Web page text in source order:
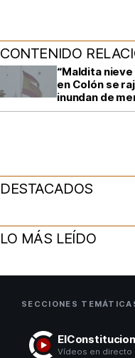
CONTENIDO
“Maldita
en Colón se
inundan de
DESTACADOS
LO MÁS LEÍDO
SECCIONES
Vídeos en directo